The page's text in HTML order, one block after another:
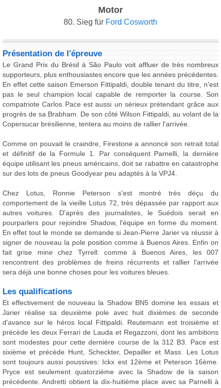
Motor
80. Sieg für Ford Cosworth
Présentation de l'épreuve
Le Grand Prix du Brésil à São Paulo voit affluer de très nombreux
supporteurs, plus enthousiastes encore que les années précédentes.
En effet cette saison Emerson Fittipaldi, double tenant du titre, n'est
pas le seul champion local capable de remporter la course. Son
compatriote Carlos Pace est aussi un sérieux prétendant grâce aux
progrès de sa Brabham. De son côté Wilson Fittipaldi, au volant de la
Copersucar brésilienne, tentera au moins de rallier l'arrivée.
Comme on pouvait le craindre, Firestone a annoncé son retrait total
et définitif de la Formule 1. Par conséquent Parnelli, la dernière
équipe utilisant les pneus américains, doit se rabattre en catastrophe
sur des lots de pneus Goodyear peu adaptés à la VPJ4.
Chez Lotus, Ronnie Peterson s'est montré très déçu du
comportement de la vieille Lotus 72, très dépassée par rapport aux
autres voitures. D'après des journalistes, le Suédois serait en
pourparlers pour rejoindre Shadow, l'équipe en forme du moment.
En effet tout le monde se demande si Jean-Pierre Jarier va réussir à
signer de nouveau la pole position comme à Buenos Aires. Enfin on
fait grise mine chez Tyrrell: comme à Buenos Aires, les 007
rencontrent des problèmes de freins récurrents et rallier l'arrivée
sera déjà une bonne choses pour les voitures bleues.
Les qualifications
Et effectivement de nouveau la Shadow BN5 domine les essais et
Jarier réalise sa deuxième pole avec huit dixièmes de seconde
d'avance sur le héros local Fittipaldi. Reutemann est troisième et
précède les deux Ferrari de Lauda et Regazzoni, dont les ambitions
sont modestes pour cette dernière course de la 312 B3. Pace est
sixième et précède Hunt, Scheckter, Depailler et Mass. Les Lotus
sont toujours aussi poussives: Ickx est 12ème et Peterson 16ème.
Pryce est seulement quatorzième avec la Shadow de la saison
précédente. Andretti obtient la dix-huitième place avec sa Parnelli à